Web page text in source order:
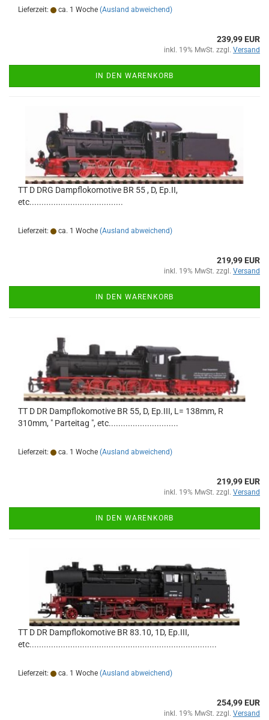
Lieferzeit: ca. 1 Woche (Ausland abweichend)
239,99 EUR
inkl. 19% MwSt. zzgl. Versand
IN DEN WARENKORB
TT D DRG Dampflokomotive BR 55 , D, Ep.II,
etc.......................................
Lieferzeit: ca. 1 Woche (Ausland abweichend)
219,99 EUR
inkl. 19% MwSt. zzgl. Versand
IN DEN WARENKORB
TT D DR Dampflokomotive BR 55, D, Ep.III, L= 138mm, R
310mm, " Parteitag ", etc.............................
Lieferzeit: ca. 1 Woche (Ausland abweichend)
219,99 EUR
inkl. 19% MwSt. zzgl. Versand
IN DEN WARENKORB
TT D DR Dampflokomotive BR 83.10, 1D, Ep.III,
etc..............................................................................
Lieferzeit: ca. 1 Woche (Ausland abweichend)
254,99 EUR
inkl. 19% MwSt. zzgl. Versand